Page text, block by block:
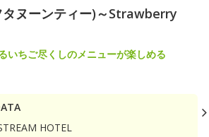
ヌーンティー)～Strawberry
いちご尽くしのメニューが楽しめる
HOTEL